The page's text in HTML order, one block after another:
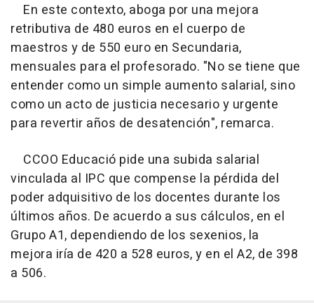
En este contexto, aboga por una mejora
retributiva de 480 euros en el cuerpo de
maestros y de 550 euro en Secundaria,
mensuales para el profesorado. "No se tiene que
entender como un simple aumento salarial, sino
como un acto de justicia necesario y urgente
para revertir años de desatención", remarca.
CCOO Educació pide una subida salarial
vinculada al IPC que compense la pérdida del
poder adquisitivo de los docentes durante los
últimos años. De acuerdo a sus cálculos, en el
Grupo A1, dependiendo de los sexenios, la
mejora iría de 420 a 528 euros, y en el A2, de 398
a 506.